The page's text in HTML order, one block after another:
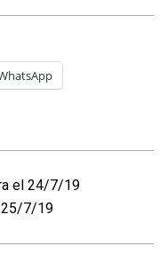
el 24/7/19
25/7/19